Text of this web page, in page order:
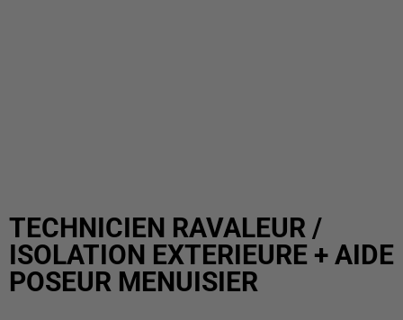
TECHNICIEN RAVALEUR /
ISOLATION EXTERIEURE + AIDE
POSEUR MENUISIER